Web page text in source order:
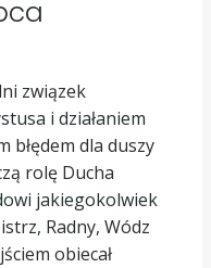
związek
i działaniem
błędem dla duszy
rolę Ducha
jakiegokolwiek
Radny, Wódz
obiecał